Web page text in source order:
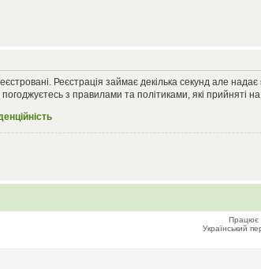
Реєстрація займає декілька секунд але
з правилами та політиками, які
Працює
Український